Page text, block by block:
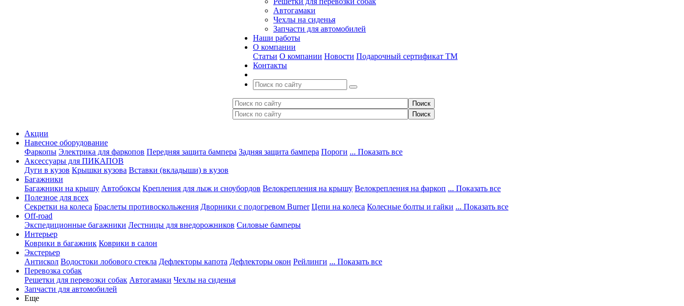
Автогамаки
Чехлы на сиденья
Запчасти для автомобилей
Наши работы
О компании
Статьи О компании Новости Подарочный сертификат ТМ
Контакты
Акции
Навесное оборудование
Фаркопы Электрика для фаркопов Передняя защита бампера Задняя защита бампера Пороги ... Показать все
Аксессуары для ПИКАПОВ
Дуги в кузов Крышки кузова Вставки (вкладыши) в кузов
Багажники
Багажники на крышу Автобоксы Крепления для лыж и сноубордов Велокрепления на крышу Велокрепления на фаркоп ... Показать все
Полезное для всех
Секретки на колеса Браслеты противоскольжения Дворники с подогревом Burner Цепи на колеса Колесные болты и гайки ... Показать все
Off-road
Экспедиционные багажники Лестницы для внедорожников Силовые бамперы
Интерьер
Коврики в багажник Коврики в салон
Экстерьер
Антискол Водостоки лобового стекла Дефлекторы капота Дефлекторы окон Рейлинги ... Показать все
Перевозка собак
Решетки для перевозки собак Автогамаки Чехлы на сиденья
Запчасти для автомобилей
Еще